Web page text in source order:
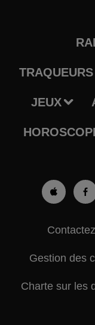
JEUX
Gestion des
Charte sur les